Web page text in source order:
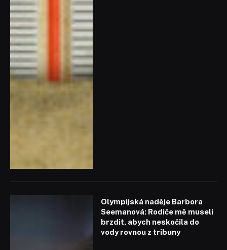
Olympijská naděje Barbora
Seemanová: Rodiče mě museli
brzdit, abych neskočila do
vody rovnou z tribuny